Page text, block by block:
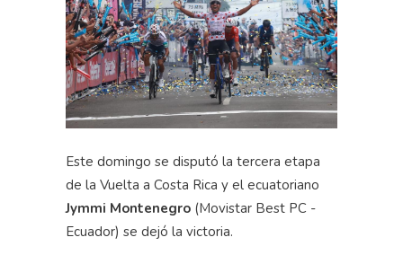
Este domingo se disputó la tercera etapa
de la Vuelta a Costa Rica y el ecuatoriano
Jymmi Montenegro (Movistar Best PC -
Ecuador) se dejó la victoria.